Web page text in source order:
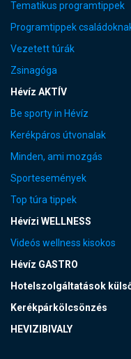
Tematikus programtippek
Programtippek
Vezetett túrák
Zsinagóga
Hévíz AKTÍV
Be sporty in Hévíz
Kerékpáros útvonalak
Minden, ami mozgás
Sportesemények
Top túra tippek
Hévízi WELLNESS
Videós wellness kisokos
Hévíz GASTRO
Hotelszolgáltatások
Kerékpárkölcsönzés
HEVIZIBIVALY